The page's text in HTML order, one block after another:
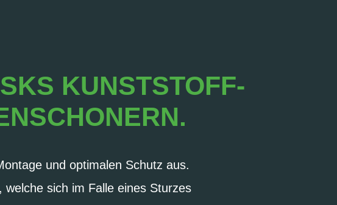
KUNSTSTOFF-
und optimalen Schutz aus.
sich im Falle eines Sturzes